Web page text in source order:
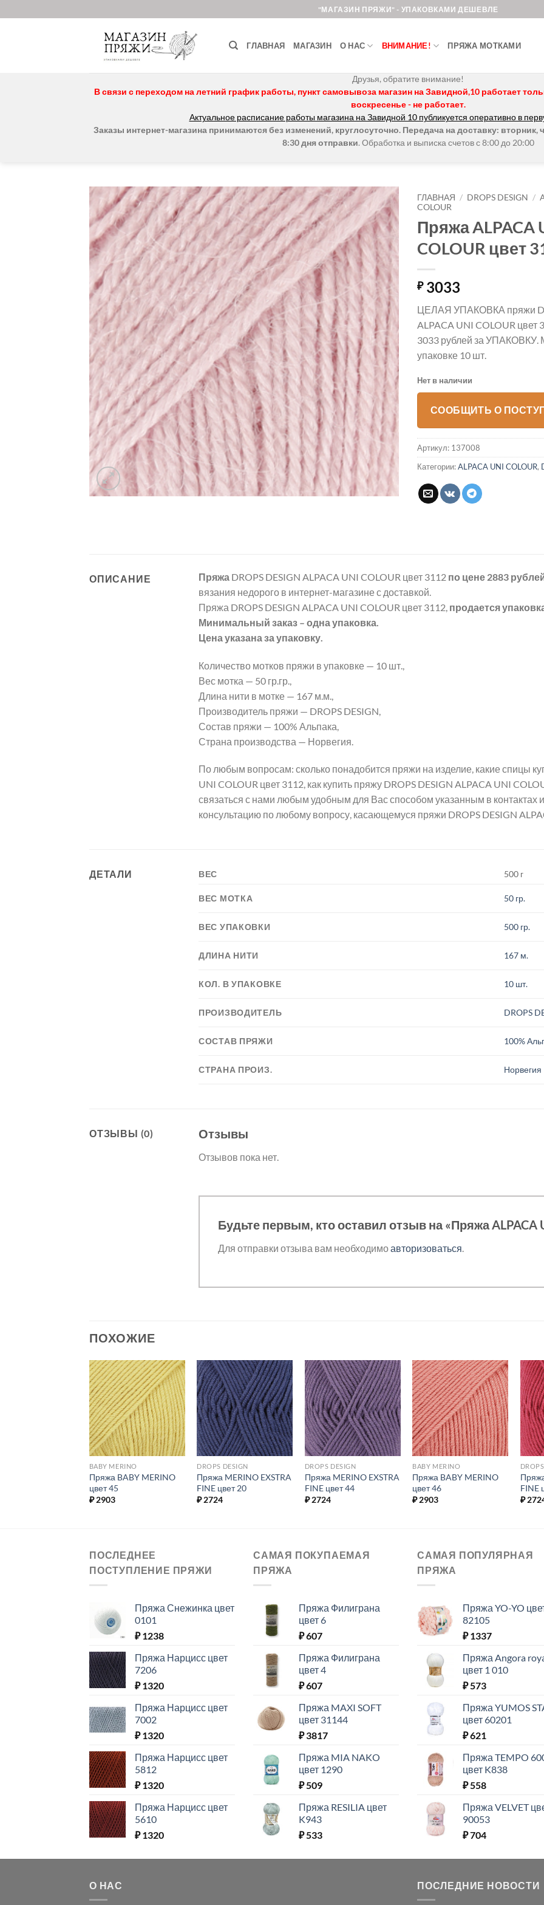
to
"МАГАЗИН ПРЯЖИ" - УПАКОВКАМИ ДЕШЕВЛЕ
ГЛАВНАЯ МАГАЗИН О НАС ВНИМАНИЕ! ПРЯЖА МОТКАМИ
Друзья, обратите внимание!
В связи с переходом на летний график работы, пункт самовывоза магазин на Завидной,10 работает
воскресенье - не работает.
Актуальное расписание работы магазина на Завидной 10 публикуется оперативно в
Заказы интернет-магазина принимаются без изменений, круглосуточно. Передача на доставку: вторник,
8:30 дня отправки. Обработка и выписка счетов с 8:00 до 20:00
Добавить в
избранное.
ГЛАВНАЯ / DROPS DESIGN /
COLOUR
Пряжа ALPACA
COLOUR цвет
₽3033
ЦЕЛАЯ УПАКОВКА пряжи
ALPACA UNI COLOUR цвет
3033 рублей за УПАКОВКУ.
упаковке 10 шт.
Нет в наличии
СООБЩИТЬ О
Артикул: 137008
Категории:ALPACA UNI COLOUR,
ОПИСАНИЕ Пряжа DROPS DESIGN ALPACA UNI COLOUR цвет 3112 по цене 2883
вязания недорого в интернет-магазине с доставкой.
Пряжа DROPS DESIGN ALPACA UNI COLOUR цвет 3112, продается
Минимальный заказ – одна упаковка.
Цена указана за упаковку.
Количество мотков пряжи в упаковке — 10 шт.,
Вес мотка — 50 гр.гр.,
Длина нити в мотке — 167 м.м.,
Производитель пряжи — DROPS DESIGN,
Состав пряжи — 100% Альпака,
Страна производства — Норвегия.
По любым вопросам: сколько понадобится пряжи на изделие, какие спицы
UNI COLOUR цвет 3112, как купить пряжу DROPS DESIGN ALPACA UNI
связаться с нами любым удобным для Вас способом указанным в контактах
консультацию по любому вопросу, касающемуся пряжи DROPS DESIGN
ДЕТАЛИ ВЕС 500 г
ВЕС МОТКА 50 гр.
ВЕС УПАКОВКИ 500 гр.
ДЛИНА НИТИ 167 м.
КОЛ. В УПАКОВКЕ 10 шт.
ПРОИЗВОДИТЕЛЬ DROPS
СОСТАВ ПРЯЖИ 100%
СТРАНА ПРОИЗ. Норвегия
ОТЗЫВЫ (0) Отзывы
Отзывов пока нет.
Будьте первым, кто оставил отзыв на «Пряжа ALPACA
Для отправки отзыва вам необходимоавторизоваться.
ПОХОЖИЕ
Добавить в
избранное.
BABY MERINO
Пряжа BABY MERINO
цвет 45
₽2903
Добавить в
избранное.
DROPS DESIGN
Пряжа MERINO EXSTRA
FINE цвет 20
₽2724
Добавить в
избранное.
DROPS DESIGN
Пряжа MERINO EXSTRA
FINE цвет 44
₽2724
Добавить в
избранное.
BABY MERINO
Пряжа BABY MERINO
цвет 46
₽2903
FINE
₽
ПОСЛЕДНЕЕ
ПОСТУПЛЕНИЕ ПРЯЖИ
Пряжа Снежинка цвет
0101
₽1238
Пряжа Нарцисс цвет
7206
₽1320
Пряжа Нарцисс цвет
7002
₽1320
Пряжа Нарцисс цвет
5812
₽1320
Пряжа Нарцисс цвет
5610
₽1320
САМАЯ ПОКУПАЕМАЯ
ПРЯЖА
Пряжа Филиграна
цвет 6
₽607
Пряжа Филиграна
цвет 4
₽607
Пряжа MAXI SOFT
цвет 31144
₽3817
Пряжа MIA NAKO
цвет 1290
₽509
Пряжа RESILIA цвет
K943
₽533
САМАЯ ПОПУЛЯРНАЯ
ПРЯЖА
Пряжа YO-YO
82105
₽1337
Пряжа Angora
цвет 1 010
₽573
Пряжа YUMOS
цвет 60201
₽621
Пряжа TEMPO
цвет K838
₽558
Пряжа VELVET
90053
₽704
О НАС ПОСЛЕДНИЕ НОВОСТИ